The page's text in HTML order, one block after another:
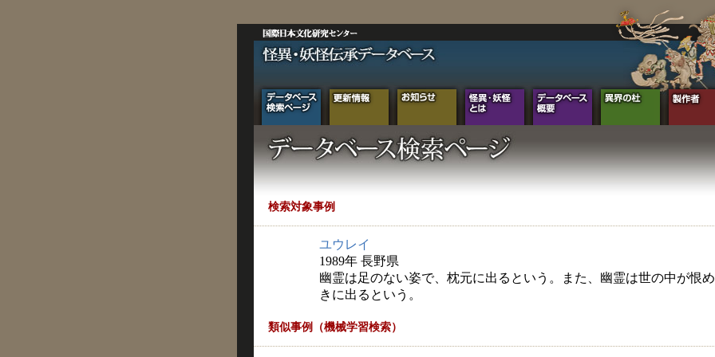
検索対象事例
ユウレイ
1989年 長野県
幽霊は足のない姿で、枕元に出るという。また、幽霊は世の中が恨
きに出るという。
類似事例（機械学習検索）